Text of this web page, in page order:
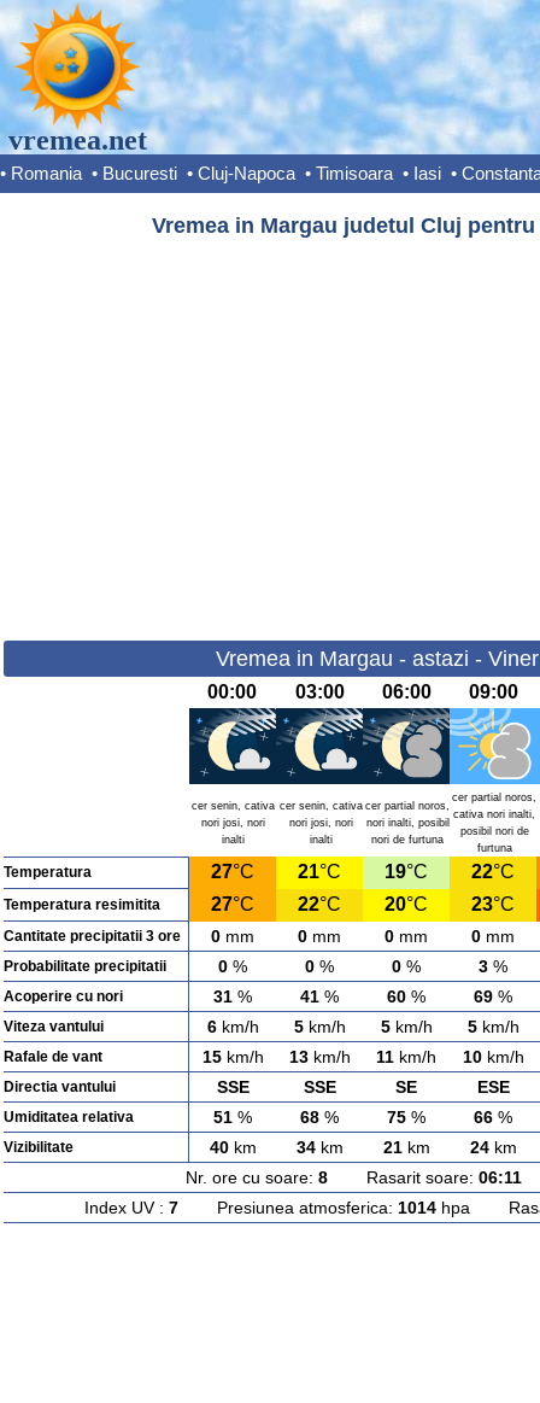
vremea.net
• Romania • Bucuresti • Cluj-Napoca • Timisoara • Iasi •
Vremea in Margau judetul Cluj
Vremea in Margau - astazi -
00:00 03:00 06:00 09:00
cer senin, cativa
nori josi, nori
inalti
cer senin, cativa
nori josi, nori
inalti
cer partial noros,
nori inalti, posibil
nori de furtuna
cer partial noros,
cativa nori inalti,
posibil nori de
furtuna
Temperatura 27°C 21°C 19°C 22°C
Temperatura resimitita 27°C 22°C 20°C 23°C
Cantitate precipitatii 3 ore 0 mm 0 mm 0 mm 0 mm
Probabilitate precipitatii 0 % 0 % 0 % 3 %
Acoperire cu nori 31 % 41 % 60 % 69 %
Viteza vantului 6km/h 5km/h 5km/h 5km/h
Rafale de vant 15km/h 13km/h 11 km/h 10km/h
Directia vantului SSE SSE SE ESE
Umiditatea relativa 51 % 68 % 75 % 66 %
Vizibilitate 40km 34km 21km 24km
Nr. ore cu soare: 8 Rasarit soare: 06:11
Index UV : 7 Presiunea atmosferica: 1014 hpa